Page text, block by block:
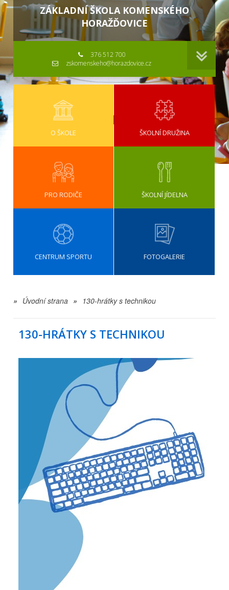
ZÁKLADNÍ ŠKOLA KOMENSKÉHO
HORAŽĎOVICE
376 512 700
zskomenskeho@horazdovice.cz
O ŠKOLE ŠKOLNÍ DRUŽINA
PRO RODIČE ŠKOLNÍ JÍDELNA
CENTRUM SPORTU FOTOGALERIE
» Úvodní strana » 130-hrátky s technikou
130-HRÁTKY S TECHNIKOU